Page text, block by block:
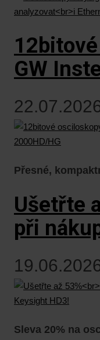
GW
Přesné,
Ušetřte
při
Sleva 20% na